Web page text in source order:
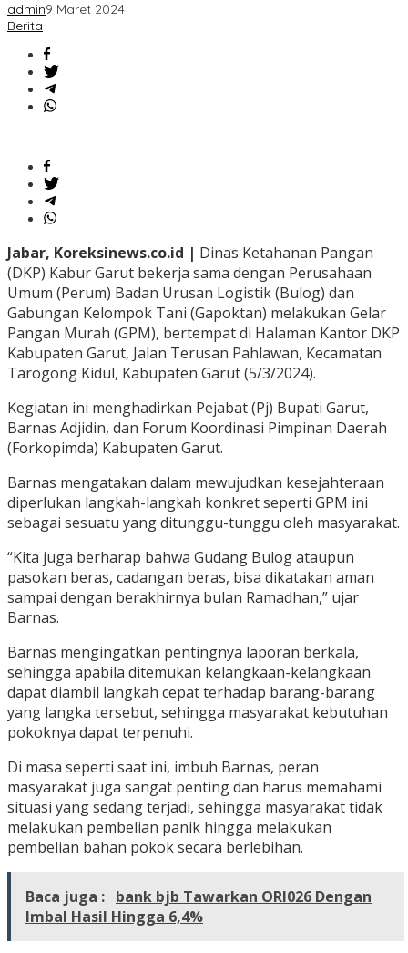
admin9 Maret 2024
Berita
Jabar, Koreksinews.co.id | Dinas Ketahanan Pangan
(DKP) Kabur Garut bekerja sama dengan Perusahaan
Umum (Perum) Badan Urusan Logistik (Bulog) dan
Gabungan Kelompok Tani (Gapoktan) melakukan Gelar
Pangan Murah (GPM), bertempat di Halaman Kantor DKP
Kabupaten Garut, Jalan Terusan Pahlawan, Kecamatan
Tarogong Kidul, Kabupaten Garut (5/3/2024).
Kegiatan ini menghadirkan Pejabat (Pj) Bupati Garut,
Barnas Adjidin, dan Forum Koordinasi Pimpinan Daerah
(Forkopimda) Kabupaten Garut.
Barnas mengatakan dalam mewujudkan kesejahteraan
diperlukan langkah-langkah konkret seperti GPM ini
sebagai sesuatu yang ditunggu-tunggu oleh masyarakat.
“Kita juga berharap bahwa Gudang Bulog ataupun
pasokan beras, cadangan beras, bisa dikatakan aman
sampai dengan berakhirnya bulan Ramadhan,” ujar
Barnas.
Barnas mengingatkan pentingnya laporan berkala,
sehingga apabila ditemukan kelangkaan-kelangkaan
dapat diambil langkah cepat terhadap barang-barang
yang langka tersebut, sehingga masyarakat kebutuhan
pokoknya dapat terpenuhi.
Di masa seperti saat ini, imbuh Barnas, peran
masyarakat juga sangat penting dan harus memahami
situasi yang sedang terjadi, sehingga masyarakat tidak
melakukan pembelian panik hingga melakukan
pembelian bahan pokok secara berlebihan.
Baca juga : bank bjb Tawarkan ORI026 Dengan
Imbal Hasil Hingga 6,4%